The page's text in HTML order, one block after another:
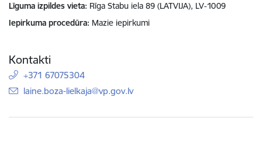
Līguma izpildes vieta Rīga Stabu iela 89 (LATVIJA), LV-1009
Iepirkuma procedūra Mazie iepirkumi
Kontakti
+371 67075304
E-pasts:
laine.boza-lielkaja@vp.gov.lv